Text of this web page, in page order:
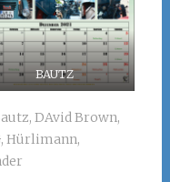
BAUTZ
, DAvid Brown,
, Hürlimann,